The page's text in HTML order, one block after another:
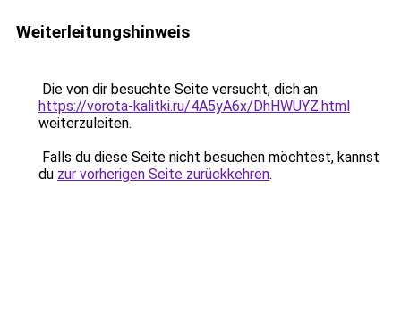
Weiterleitungshinweis
Die von dir besuchte Seite versucht, dich an
https://vorota-kalitki.ru/4A5yA6x/DhHWUYZ.html
weiterzuleiten.
Falls du diese Seite nicht besuchen möchtest, kannst
du zur vorherigen Seite zurückkehren.